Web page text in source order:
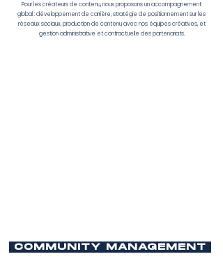
Pour les créateurs de contenu, nous proposons un accompagnement
global : développement de carrière, stratégie de positionnement sur les
réseaux sociaux, production de contenu avec nos équipes créatives, et
gestion administrative et contractuelle des partenariats.
COMMUNITY MANAGEMENT